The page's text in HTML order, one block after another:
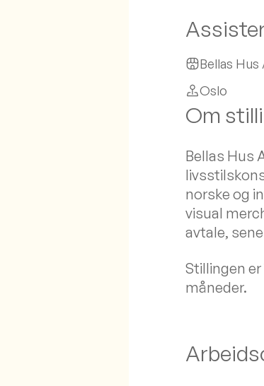
Bellas Hus
Oslo
Om
Bellas Hus
norske og
visual
avtale,
Stillingen
måneder.